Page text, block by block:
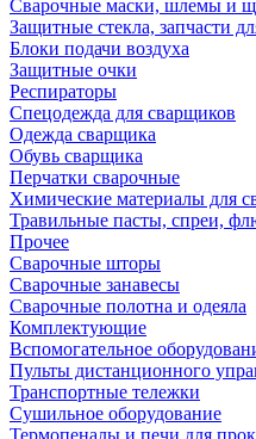
Сварочные маски, шлемы и
Защитные стекла, запчасти
Блоки подачи воздуха
Защитные очки
Респираторы
Спецодежда для сварщиков
Одежда сварщика
Обувь сварщика
Перчатки сварочные
Химические материалы для
Травильные пасты, спреи,
Прочее
Сварочные шторы
Сварочные занавесы
Сварочные полотна и одеяла
Комплектующие
Вспомогательное
Пульты дистанционного
Транспортные тележки
Сушильное оборудование
Термопеналы и печи для